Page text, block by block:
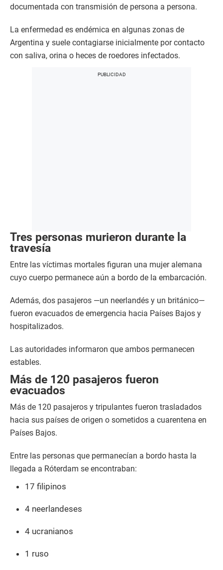
documentada con transmisión de persona a persona.
La enfermedad es endémica en algunas zonas de
Argentina y suele contagiarse inicialmente por contacto
con saliva, orina o heces de roedores infectados.
Tres personas murieron durante la
travesía
Entre las víctimas mortales figuran una mujer alemana
cuyo cuerpo permanece aún a bordo de la embarcación.
Además, dos pasajeros —un neerlandés y un británico—
fueron evacuados de emergencia hacia Países Bajos y
hospitalizados.
Las autoridades informaron que ambos permanecen
estables.
Más de 120 pasajeros fueron
evacuados
Más de 120 pasajeros y tripulantes fueron trasladados
hacia sus países de origen o sometidos a cuarentena en
Países Bajos.
Entre las personas que permanecían a bordo hasta la
llegada a Róterdam se encontraban:
17 filipinos
4 neerlandeses
4 ucranianos
1 ruso